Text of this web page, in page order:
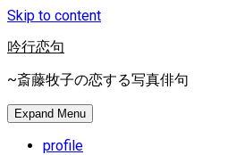
Skip to content
吟行恋句
~斎藤牧子の恋する写真俳句
Expand Menu
profile